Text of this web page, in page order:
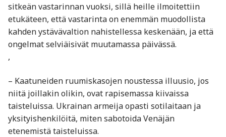
sitkeän vastarinnan vuoksi, sillä heille ilmoitettiin
etukäteen, että vastarinta on enemmän muodollista
kahden ystävävaltion nahistellessa keskenään, ja että
ongelmat selviäisivät muutamassa päivässä.
,
– Kaatuneiden ruumiskasojen noustessa illuusio, jos
niitä joillakin olikin, ovat rapisemassa kiivaissa
taisteluissa. Ukrainan armeija opasti sotilaitaan ja
yksityishenkilöitä, miten sabotoida Venäjän
etenemistä taisteluissa.